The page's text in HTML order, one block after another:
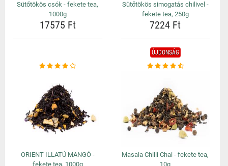
Sütőtökös csók - fekete tea,
1000g
17575 Ft
Sütőtökös simogatás chilivel -
fekete tea, 250g
7224 Ft
ORIENT ILLATÚ MANGÓ -
fekete tea, 1000g
ÚJDONSÁG
Masala Chilli Chai - fekete tea,
10g